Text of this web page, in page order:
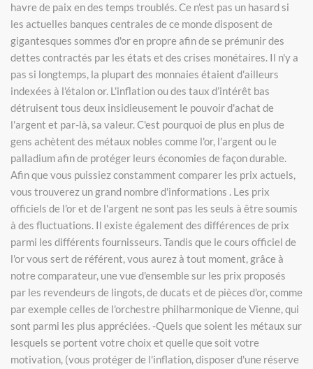
havre de paix en des temps troublés. Ce n'est pas un hasard si
les actuelles banques centrales de ce monde disposent de
gigantesques sommes d'or en propre afin de se prémunir des
dettes contractés par les états et des crises monétaires. Il n'y a
pas si longtemps, la plupart des monnaies étaient d'ailleurs
indexées à l'étalon or. L'inflation ou des taux d’intérêt bas
détruisent tous deux insidieusement le pouvoir d'achat de
l'argent et par-là, sa valeur. C'est pourquoi de plus en plus de
gens achètent des métaux nobles comme l'or, l'argent ou le
palladium afin de protéger leurs économies de façon durable.
Afin que vous puissiez constamment comparer les prix actuels,
vous trouverez un grand nombre d'informations . Les prix
officiels de l'or et de l'argent ne sont pas les seuls à être soumis
à des fluctuations. Il existe également des différences de prix
parmi les différents fournisseurs. Tandis que le cours officiel de
l'or vous sert de référent, vous aurez à tout moment, grâce à
notre comparateur, une vue d'ensemble sur les prix proposés
par les revendeurs de lingots, de ducats et de pièces d'or, comme
par exemple celles de l'orchestre philharmonique de Vienne, qui
sont parmi les plus appréciées. -Quels que soient les métaux sur
lesquels se portent votre choix et quelle que soit votre
motivation, (vous protéger de l'inflation, disposer d'une réserve